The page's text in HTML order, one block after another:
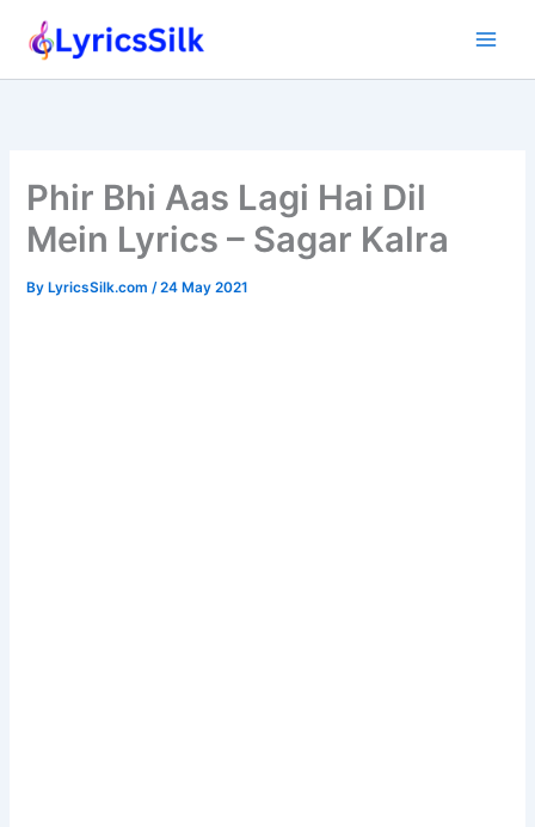
Phir Bhi Aas Lagi Hai Dil
Mein Lyrics – Sagar Kalra
ByLyricsSilk.com /24 May 2021